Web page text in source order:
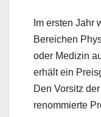
Im ersten Jahr
Bereichen
oder Medizin
erhält ein
Den Vorsitz
renommierte